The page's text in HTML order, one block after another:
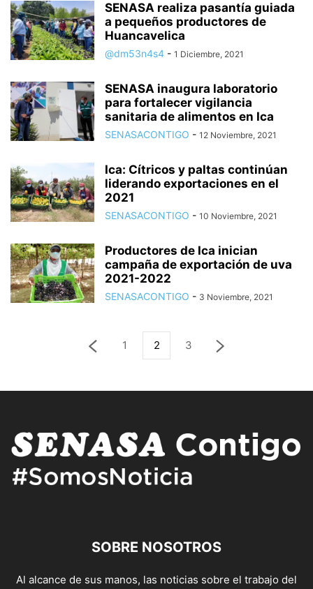
SENASA realiza pasantía guiada
a pequeños productores de
Huancavelica
@dm53n4s4 - 1 Diciembre, 2021
SENASA inaugura laboratorio
para fortalecer vigilancia
sanitaria de alimentos en Ica
SENASACONTIGO - 12 Noviembre, 2021
Ica: Cítricos y paltas continúan
liderando exportaciones en el
2021
SENASACONTIGO - 10 Noviembre, 2021
Productores de Ica inician
campaña de exportación de uva
2021-2022
SENASACONTIGO - 3 Noviembre, 2021
1 2 3
SOBRE NOSOTROS
Al alcance de sus manos, las noticias sobre el trabajo del